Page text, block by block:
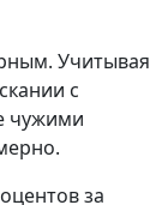
Учитывая
с
чужими
за